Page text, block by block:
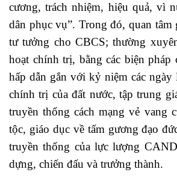
cương, trách nhiệm, hiệu quả, vì
dân phục vụ”. Trong đó, quan
tư tưởng cho CBCS; thường
hoạt chính trị, bằng các biện pháp
hấp dẫn gắn với kỷ niệm các ngày
chính trị của đất nước, tập trung
truyền thống cách mạng vẻ vang
tộc, giáo dục về tấm gương đạo
truyền thống của lực lượng
dựng, chiến đấu và trưởng thành.